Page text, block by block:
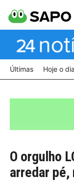
Últimas Hoje o
O orgulho
arredar pé,